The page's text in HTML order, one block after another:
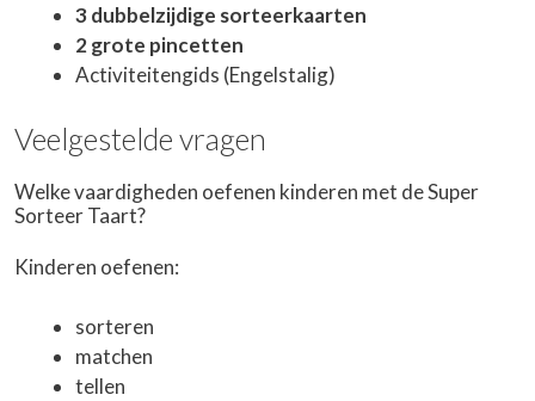
3 dubbelzijdige sorteerkaarten
2 grote pincetten
Activiteitengids (Engelstalig)
Veelgestelde vragen
Welke vaardigheden oefenen kinderen met de Super
Sorteer Taart?
Kinderen oefenen:
sorteren
matchen
tellen